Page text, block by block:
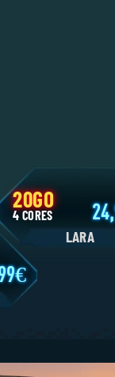
11,99
20GO
4 CORES